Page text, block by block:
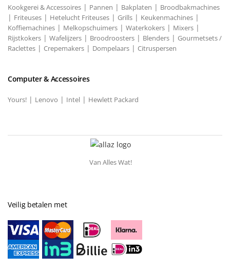
Kookgerei & Accessoires | Pannen | Bakplaten | Broodbakmachines
| Friteuses | Hetelucht Friteuses | Grills | Keukenmachines |
Koffiemachines | Melkopschuimers | Waterkokers | Mixers |
Rijstkokers | Wafelijzers | Broodroosters | Blenders | Gourmetsets /
Raclettes | Crepemakers | Dompelaars | Citruspersen
Computer & Accessoires
Yours! | Lenovo | Intel | Hewlett Packard
Van Alles Wat!
Veilig betalen met